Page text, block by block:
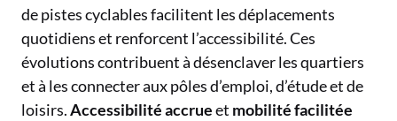
de pistes cyclables facilitent les déplacements
quotidiens et renforcent l’accessibilité. Ces
évolutions contribuent à désenclaver les quartiers
et à les connecter aux pôles d’emploi, d’étude et de
loisirs.Accessibilité accrueet mobilité facilitée